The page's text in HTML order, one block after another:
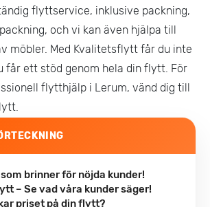
flyttservice, inklusive packning,
och vi kan även hjälpa till
möbler. Med Kvalitetsflytt får du inte
får ett stöd genom hela din flytt. För
flytthjälp i Lerum, vänd dig till
brinner för nöjda kunder!
– Se vad våra kunder säger!
priset på din flytt?